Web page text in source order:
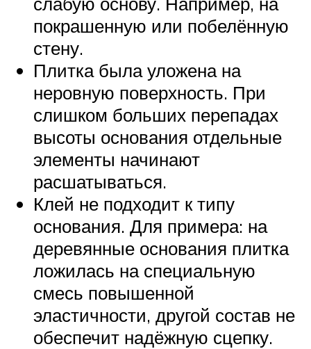
покрашенную или побелённую
стену.
Плитка была уложена на
неровную поверхность. При
слишком больших перепадах
высоты основания отдельные
элементы начинают
расшатываться.
Клей не подходит к типу
основания. Для примера: на
деревянные основания плитка
ложилась на специальную
смесь повышенной
эластичности, другой состав не
обеспечит надёжную сцепку.